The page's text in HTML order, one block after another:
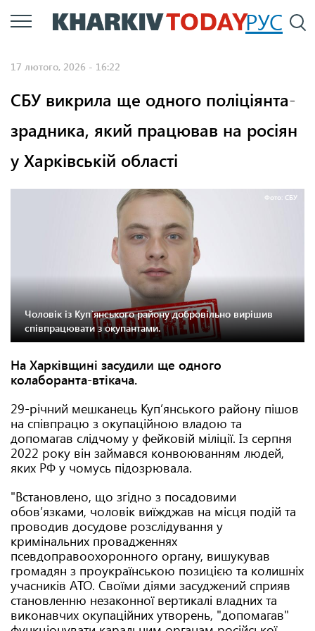
Перейти
до
РУС
17 лютого, 2026 - 16:22
СБУ викрила ще одного поліціянта-
зрадника, який працював на росіян
у Харківській області
Фото: СБУ
Чоловік із Куп`янського району добровільно вирішив
співпрацювати з окупантами.
На Харківщині засудили ще одного
колаборанта-втікача.
29-річний мешканець Куп’янського району пішов
на співпрацю з окупаційною владою та
допомагав слідчому у фейковій міліції. Із серпня
2022 року він займався конвоюванням людей,
яких РФ у чомусь підозрювала.
"Встановлено, що згідно з посадовими
обов’язками, чоловік виїжджав на місця подій та
проводив досудове розслідування у
кримінальних провадженнях
псевдоправоохоронного органу, вишукував
громадян з проукраїнською позицією та колишніх
учасників АТО. Своїми діями засуджений сприяв
становленню незаконної вертикалі владних та
виконавчих окупаційних утворень, "допомагав"